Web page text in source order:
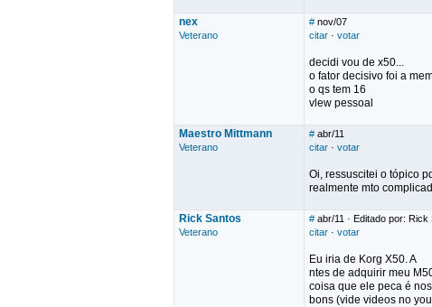
nex
Veterano
# nov/07
citar · votar
decidi vou de x50...
o fator decisivo foi a
o qs tem 16
vlew pessoal
Maestro Mittmann
Veterano
# abr/11
citar · votar
Oi, ressuscitei o tópico
realmente mto
Rick Santos
Veterano
# abr/11 · Editado por: Rick
citar · votar
Eu iria de Korg X50. A
ntes de adquirir meu
coisa que ele peca é
bons (vide videos no